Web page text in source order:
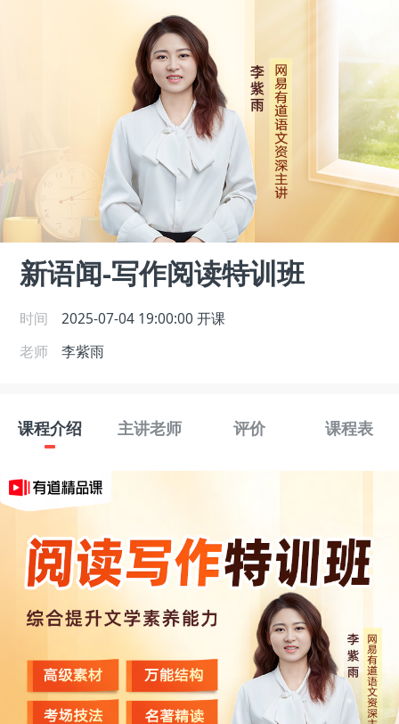
新语闻-写作阅读特训班
时间 2025-07-04 19:00:00 开课
老师
李紫雨
课程介绍 主讲老师 评价 课程表